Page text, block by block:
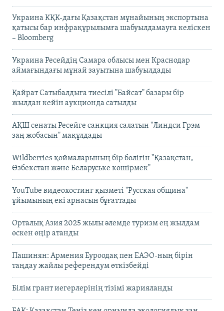
Украина КҚК-дағы Қазақстан мұнайының экспортына
қатысы бар инфрақұрылымға шабуылдамауға келіскен
– Bloomberg
Украина Ресейдің Самара облысы мен Краснодар
аймағындағы мұнай зауытына шабуылдады
Қайрат Сатыбалдыға тиесілі "Байсат" базары бір
жылдан кейін аукционда сатылды
АҚШ сенаты Ресейге санкция салатын "Линдси Грэм
заң жобасын" мақұлдады
Wildberries қоймаларының бір бөлігін "Қазақстан,
Өзбекстан және Беларуське көшірмек"
YouTube видеохостинг қызметі "Русская община"
ұйымының екі арнасын бұғаттады
Орталық Азия 2025 жылы әлемде туризм ең жылдам
өскен өңір атанды
Пашинян: Армения Еуроодақ пен ЕАЭО-ның бірін
таңдау жайлы референдум өткізбейді
Білім грант иегерлерінің тізімі жарияланды